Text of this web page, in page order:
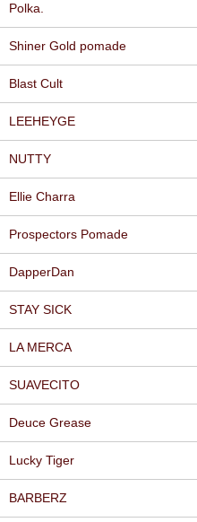
Polka.
Shiner Gold pomade
Blast Cult
LEEHEYGE
NUTTY
Ellie Charra
Prospectors Pomade
DapperDan
STAY SICK
LA MERCA
SUAVECITO
Deuce Grease
Lucky Tiger
BARBERZ